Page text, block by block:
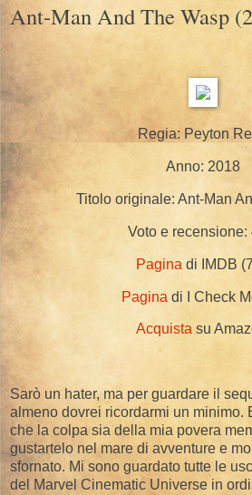
Ant-Man And The Wasp
Regia: Peyton
Anno: 2018
Titolo originale: Ant-Man
Voto e recensione:
Pagina di IMDB
Pagina di I Check
Acquistasu
Sarò un hater, ma per guardare il
almeno dovrei ricordarmi un minimo.
che la colpa sia della mia povera
gustartelo nel mare di avventure e
sfornato. Mi sono guardato tutte le
del Marvel Cinematic Universe in